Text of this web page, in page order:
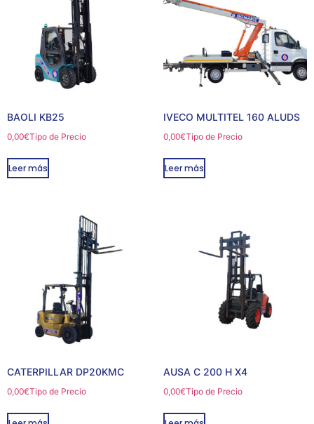
BAOLI KB25
0,00€Tipo de Precio
Leer más
IVECO MULTITEL 160 ALUDS
0,00€Tipo de Precio
Leer más
CATERPILLAR DP20KMC
0,00€Tipo de Precio
AUSA C 200 H X4
0,00€Tipo de Precio